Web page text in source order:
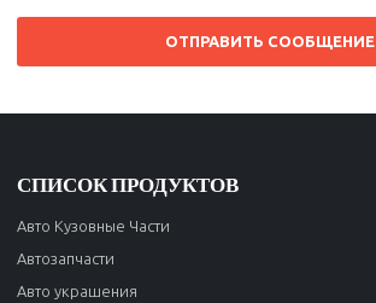
ОТПРАВИТЬ СООБЩЕНИЕ
СПИСОК ПРОДУКТОВ
Авто Кузовные Части
Автозапчасти
Авто украшения